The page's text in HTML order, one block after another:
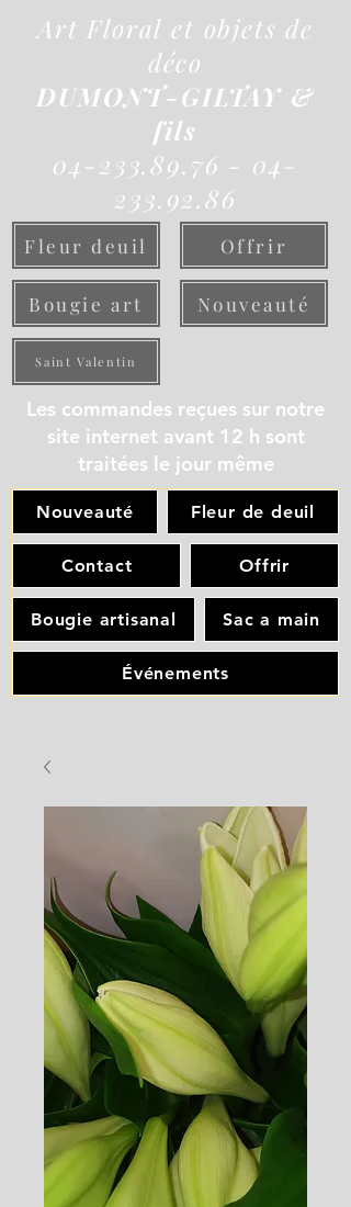
Art Floral et objets de
déco
DUMONT-GILTAY &
fils
04-233.89.76 - 04-
233.92.86
Fleur deuil Offrir
Bougie art Nouveauté
Saint Valentin
Les commandes reçues sur notre
site internet avant 12 h sont
traitées le jour même
Nouveauté Fleur de deuil
Contact Offrir
Bougie artisanal Sac a main
Événements